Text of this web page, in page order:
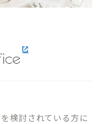
検討されている方に